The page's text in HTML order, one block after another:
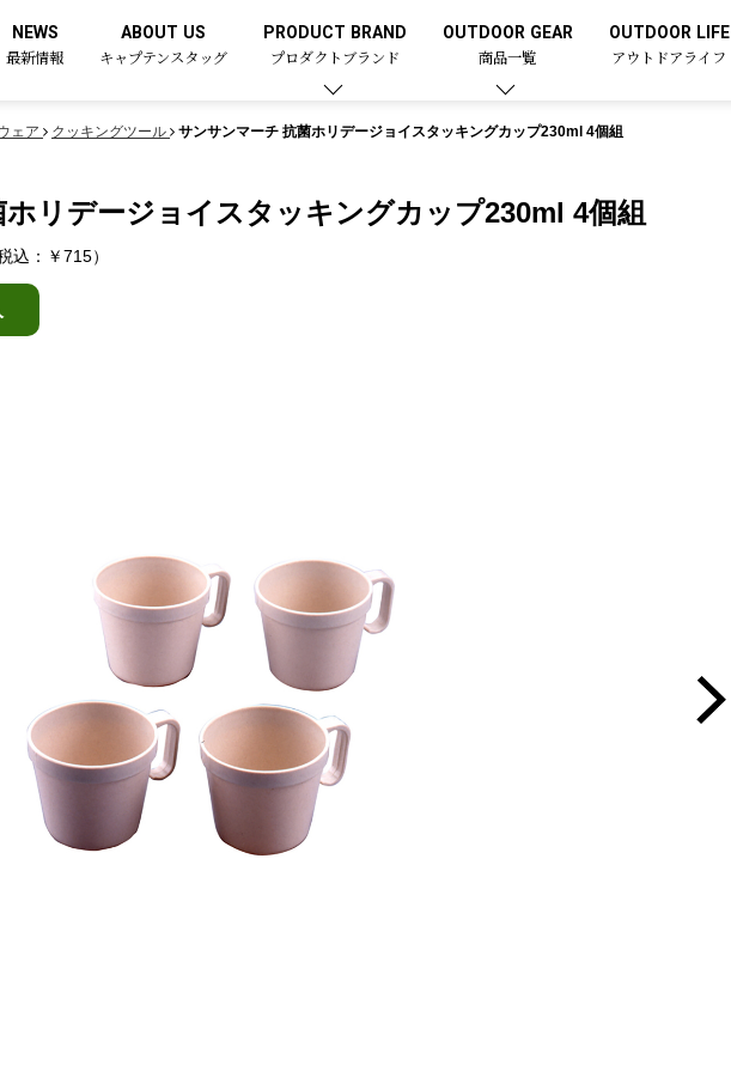
NEWS
最新情報
ABOUT US
キャプテンスタッグ
PRODUCT BRAND
プロダクトブランド
OUTDOOR GEAR
商品一覧
OUTDOOR LIFE
アウトドアライフ
ェア クッキングツール サンサンマーチ 抗菌ホリデージョイスタッキングカップ230ml 4個組
リデージョイスタッキングカップ230ml 4個組
税込：￥715）